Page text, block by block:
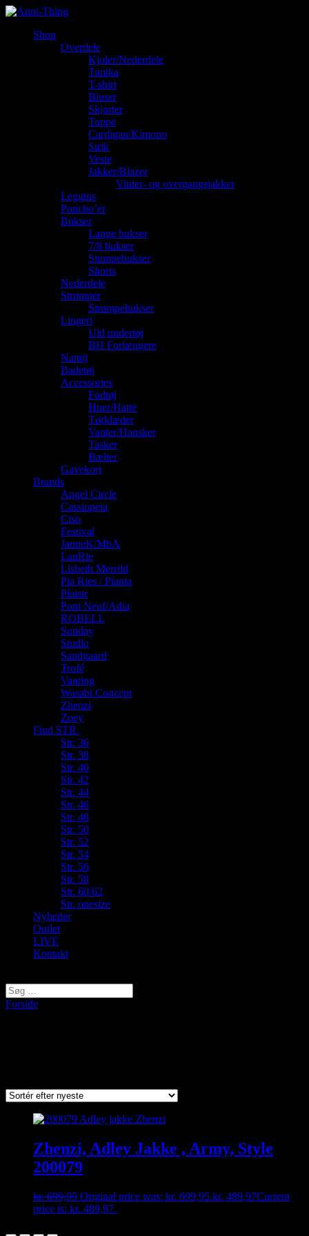
Shop
Overdele
Kjoler/Nederdele
Tunika
T-shirt
Bluser
Skjorter
Toppe
Cardigan/Kimono
Strik
Veste
Jakker/Blazer
Vinter- og overgangsjakker
Leggins
Poncho’er
Bukser
Lange bukser
7/8 bukser
Stumpebukser
Shorts
Nederdele
Strømper
Strømpebukser
Lingeri
Uld undertøj
BH Forlængere
Nattøj
Badetøj
Accessories
Fodtøj
Huer/Hatte
Tørklæder
Vanter/Hansker
Tasker
Bælter
Gavekort
Brands
Angel Circle
Cassiopeia
Ciso
Festival
JanneK/MbA
LauRie
Lisbeth Merrild
Pia Ries / Pianta
Plaisir
Pont Neuf/Adia
ROBELL
Sunday
Studio
Sandgaard
Trofé
Vanting
Wasabi Concept
Zhenzi
Zoey
Find STR.
Str. 36
Str. 38
Str. 40
Str. 42
Str. 44
Str. 46
Str. 48
Str. 50
Str. 52
Str. 54
Str. 56
Str. 58
Str. 60/62
Str. onesize
Nyheder
Outlet
LIVE
Kontakt
Forside
Zhenzi, Adley Jakke , Army, Style
200079
kr.699,95 Original price was: kr. 699,95.kr. 489,97Current
price is: kr. 489,97.